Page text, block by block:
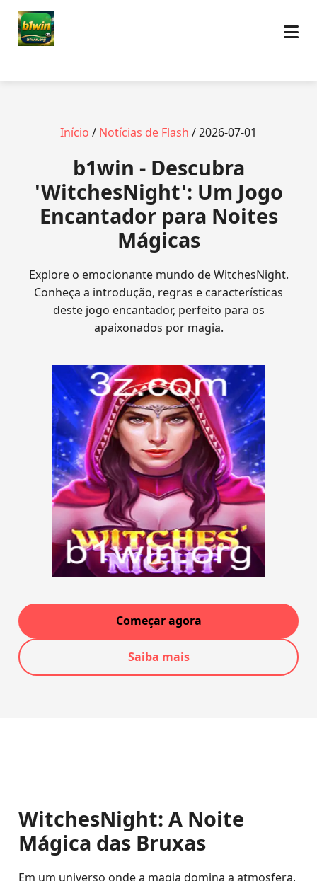
Início / Notícias de Flash / 2026-07-01
b1win - Descubra
'WitchesNight': Um Jogo
Encantador para Noites
Mágicas
Explore o emocionante mundo de WitchesNight.
Conheça a introdução, regras e características
deste jogo encantador, perfeito para os
apaixonados por magia.
Começar agora
Saiba mais
WitchesNight: A Noite
Mágica das Bruxas
Em um universo onde a magia domina a atmosfera,